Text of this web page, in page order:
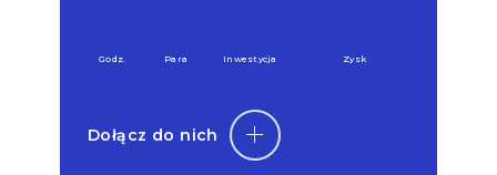
Godz. Para Inwestycja Zysk
Dołącz do nich